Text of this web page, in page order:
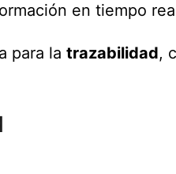
en tiempo
para latrazabilidad,